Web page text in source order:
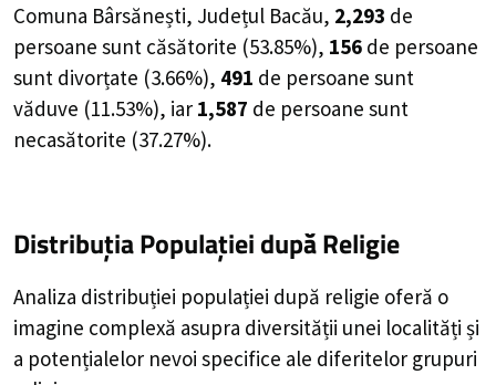
Comuna Bârsănești, Județul Bacău, 2,293 de
persoane sunt căsătorite (53.85%), 156 de persoane
sunt divorțate (3.66%), 491 de persoane sunt
văduve (11.53%), iar 1,587 de persoane sunt
necasătorite (37.27%).
Distribuția Populațieidupă Religie
Analiza distribuției populației după religie oferă o
imagine complexă asupra diversității unei localități și
a potențialelor nevoi specifice ale diferitelor grupuri